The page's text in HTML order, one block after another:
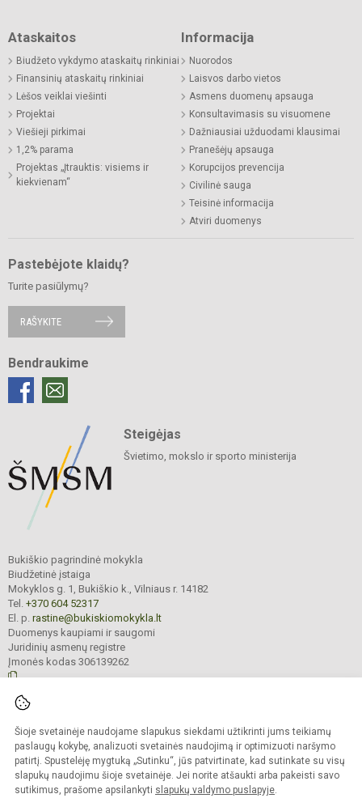
Šioje svetainėje naudojame slapukus siekdami užtikrinti jums teikiamų
paslaugų kokybę, analizuoti svetainės naudojimą ir optimizuoti naršymo
patirtį. Spustelėję mygtuką „Sutinku“, jūs patvirtinate, kad sutinkate su visų
slapukų naudojimu šioje svetainėje. Jei norite atšaukti arba pakeisti savo
sutikimus, prašome apsilankyti slapukų valdymo puslapyje.
Ataskaitos
Biudžeto vykdymo ataskaitų rinkiniai
Finansinių ataskaitų rinkiniai
Lėšos veiklai viešinti
Projektai
Viešieji pirkimai
1,2% parama
Projektas „Įtrauktis: visiems ir
kiekvienam“
Informacija
Nuorodos
Laisvos darbo vietos
Asmens duomenų apsauga
Konsultavimasis su visuomene
Dažniausiai užduodami klausimai
Pranešėjų apsauga
Korupcijos prevencija
Civilinė sauga
Teisinė informacija
Atviri duomenys
Pastebėjote klaidų?
Turite pasiūlymų?
RAŠYKITE
Bendraukime
Steigėjas
Švietimo, mokslo ir sporto ministerija
Bukiškio pagrindinė mokykla
Biudžetinė įstaiga
Mokyklos g. 1, Bukiškio k., Vilniaus r. 14182
Tel. +370 604 52317
El. p. rastine@bukiskiomokykla.lt
Duomenys kaupiami ir saugomi
Juridinių asmenų registre
Įmonės kodas 306139262
Kopijuoti turinį be raštiško Bukiškio pagrindinės mokyklos administracijos
sutikimo griežtai draudžiama.
Prieinamumo paraiška Slapukų valdymas
Sumanus būdas atnaujinti